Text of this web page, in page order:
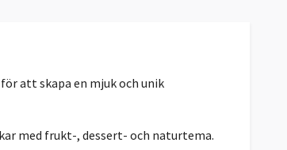
att skapa en mjuk och unik
med frukt-, dessert- och naturtema.